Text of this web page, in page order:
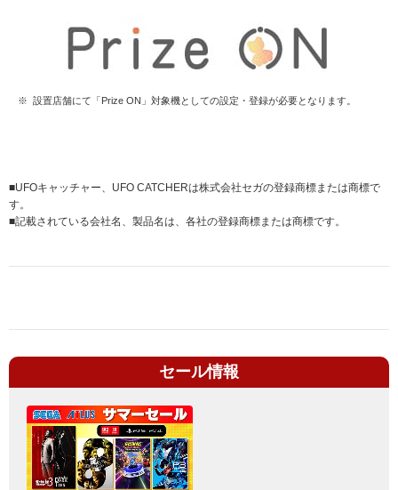
※ 設置店舗にて「Prize ON」対象機としての設定・登録が必要となります。
■UFOキャッチャー、UFO CATCHERは株式会社セガの登録商標または商標で
す。
■記載されている会社名、製品名は、各社の登録商標または商標です。
セール情報